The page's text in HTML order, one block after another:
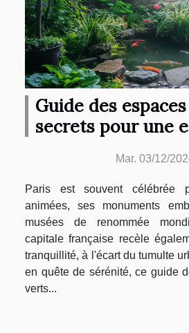
Guide des
secrets pour une
Mar. 03/12/
Paris est souvent célébrée
animées, ses monuments
musées de renommée
capitale française recèle
tranquillité, à l'écart du tumulte
en quête de sérénité, ce guide
verts...